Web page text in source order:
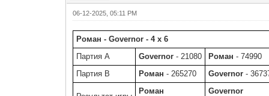
06-12-2025, 05:11 PM
Роман - Governor - 4 x 6
Партия A
Governor - 21080 Роман - 74990
Партия B
Роман - 265270 Governor -
Роман Governor